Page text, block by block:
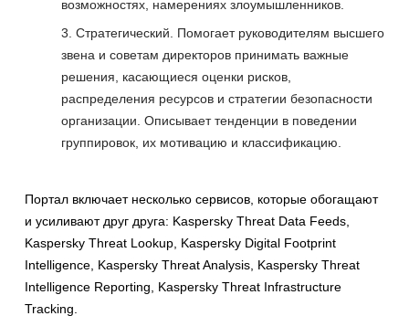
возможностях, намерениях злоумышленников.
Стратегический. Помогает руководителям высшего
звена и советам директоров принимать важные
решения, касающиеся оценки рисков,
распределения ресурсов и стратегии безопасности
организации. Описывает тенденции в поведении
группировок, их мотивацию и классификацию.
Портал включает несколько сервисов, которые обогащают
и усиливают друг друга: Kaspersky Threat Data Feeds,
Kaspersky Threat Lookup, Kaspersky Digital Footprint
Intelligence, Kaspersky Threat Analysis, Kaspersky Threat
Intelligence Reporting, Kaspersky Threat Infrastructure
Tracking.